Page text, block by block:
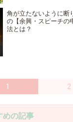
角が立たないように断
の【余興・スピーチの
法とは？
1 2
めの記事